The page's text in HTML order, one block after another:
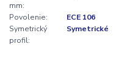
mm:
Povolenie:
ECE 106
Symetrický
profil:
Symetrické